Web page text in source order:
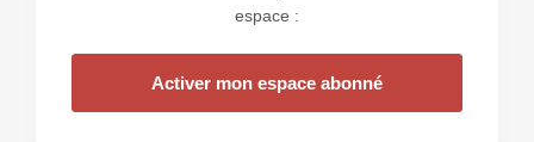
espace :
Activer mon espace abonné